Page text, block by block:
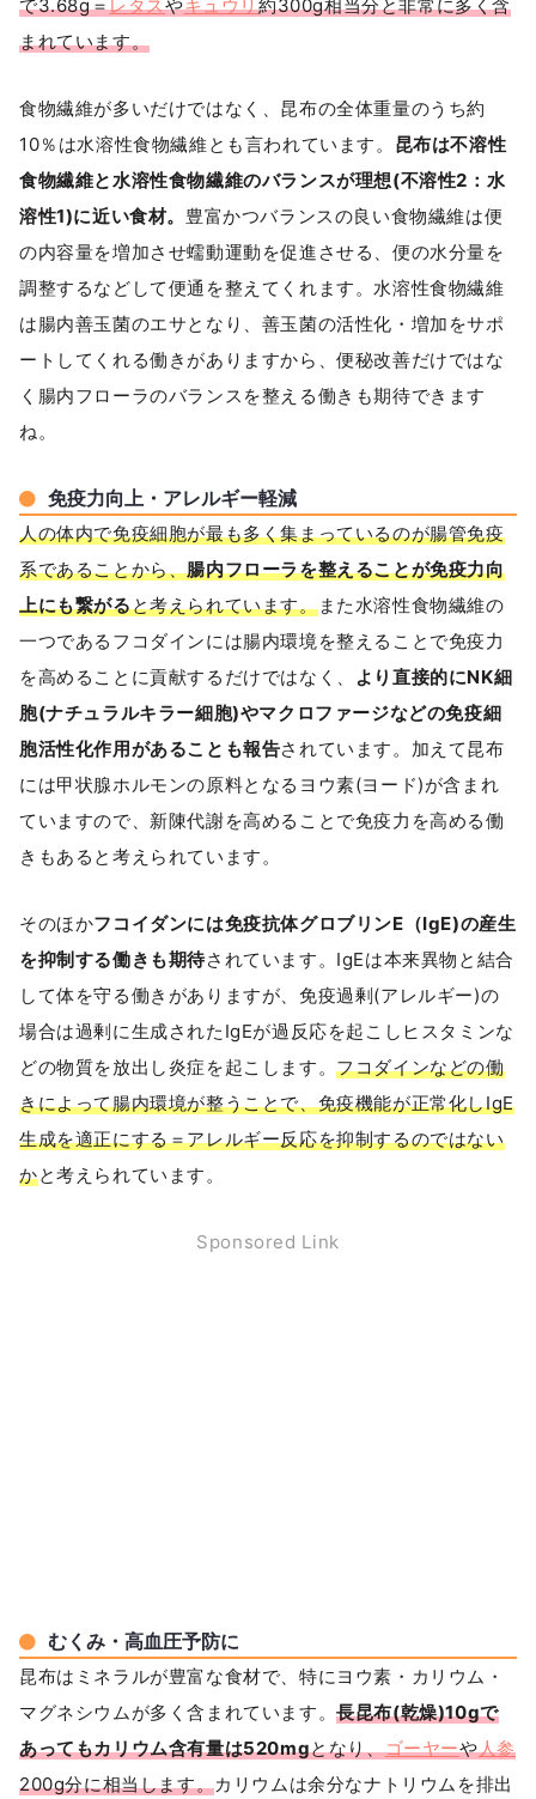
で3.68g＝レタスやキュウリ約300g相当分と非常に多く含
まれています。
食物繊維が多いだけではなく、昆布の全体重量のうち約
10％は水溶性食物繊維とも言われています。 昆布は不溶性
食物繊維と水溶性食物繊維のバランスが理想(不溶性2：水
溶性1)に近い食材。 豊富かつバランスの良い食物繊維は便
の内容量を増加させ蠕動運動を促進させる、便の水分量を
調整するなどして便通を整えてくれます。水溶性食物繊維
は腸内善玉菌のエサとなり、善玉菌の活性化・増加をサポ
ートしてくれる働きがありますから、便秘改善だけではな
く腸内フローラのバランスを整える働きも期待できます
ね。
免疫力向上・アレルギー軽減
人の体内で免疫細胞が最も多く集まっているのが腸管免疫
系であることから、腸内フローラを整えることが免疫力向
上にも繋がると考えられています。また水溶性食物繊維の
一つであるフコダインには腸内環境を整えることで免疫力
を高めることに貢献するだけではなく、
より直接的にNK細
胞(ナチュラルキラー細胞)やマクロファージなどの免疫細
胞活性化作用があることも報告されています。加えて昆布
には甲状腺ホルモンの原料となるヨウ素(ヨード)が含まれ
ていますので、新陳代謝を高めることで免疫力を高める働
きもあると考えられています。
そのほかフコイダンには免疫抗体グロブリンE（IgE)の産生
を抑制する働きも期待されています。IgEは本来異物と結合
して体を守る働きがありますが、免疫過剰(アレルギー)の
場合は過剰に生成されたIgEが過反応を起こしヒスタミンな
どの物質を放出し炎症を起こします。フコダインなどの働
きによって腸内環境が整うことで、免疫機能が正常化しIgE
生成を適正にする＝アレルギー反応を抑制するのではない
かと考えられています。
Sponsored Link
むくみ・高血圧予防に
昆布はミネラルが豊富な食材で、特にヨウ素・カリウム・
マグネシウムが多く含まれています。長昆布(乾燥)10gで
あってもカリウム含有量は520mgとなり、ゴーヤーや人参
200g分に相当します。カリウムは余分なナトリウムを排出